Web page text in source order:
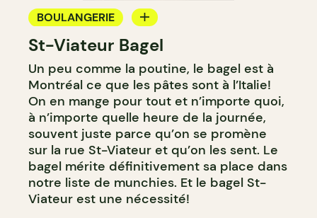
BOULANGERIE
COMPTOIR
St-Viateur Bagel
Un peu comme la poutine, le bagel est à
Montréal ce que les pâtes sont à l’Italie!
On en mange pour tout et n’importe quoi,
à n’importe quelle heure de la journée,
souvent juste parce qu’on se promène
sur la rue St-Viateur et qu’on les sent. Le
bagel mérite définitivement sa place dans
notre liste de munchies. Et le bagel St-
Viateur est une nécessité!